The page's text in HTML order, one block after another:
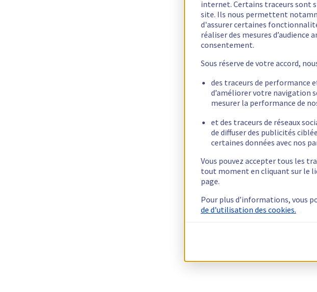
internet. Certains traceurs sont
site. Ils nous permettent
d'assurer certaines
réaliser des mesures d’audience
consentement.
Sous réserve de votre accord,
des traceurs de performance
d’améliorer votre navigation
mesurer la performance de
et des traceurs de réseaux
de diffuser des publicités
certaines données avec nos
Vous pouvez accepter tous les
tout moment en cliquant sur le
page.
Pour plus d’informations, vous
de d'utilisation des cookies.